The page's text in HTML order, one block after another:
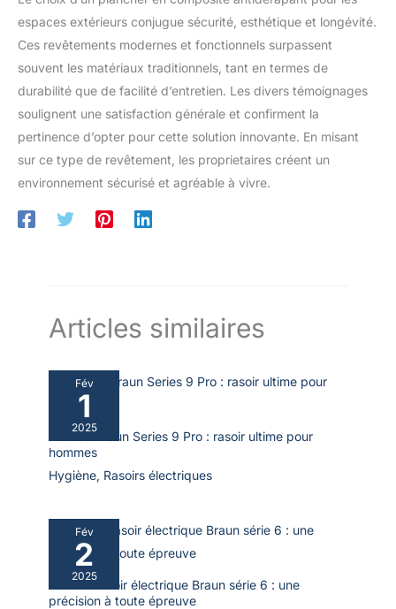
espaces extérieurs conjugue sécurité, esthétique et longévité.
Ces revêtements modernes et fonctionnels surpassent
souvent les matériaux traditionnels, tant en termes de
durabilité que de facilité d’entretien. Les divers témoignages
soulignent une satisfaction générale et confirment la
pertinence d’opter pour cette solution innovante. En misant
sur ce type de revêtement, les proprietaires créent un
environnement sécurisé et agréable à vivre.
Articles similaires
Fév
1
2025
Test du Braun Series 9 Pro : rasoir ultime pour
hommes
Hygiène, Rasoirs électriques
Fév
2
2025
Test du rasoir électrique Braun série 6 : une
précision à toute épreuve